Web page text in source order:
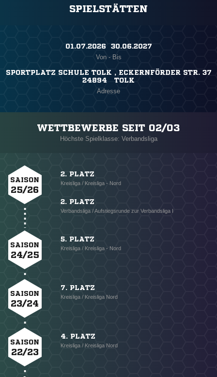
SPIELSTÄTTEN
01.07.2026 ​ 30.06.2027
Von - Bis
SPORTPLATZ SCHULE TOLK , ECKERNFÖRDER STR. 37
24894 TOLK
Adresse
WETTBEWERBE SEIT 02/03
Höchste Spielklasse: Verbandsliga
SAISON
25/26
2. PLATZ
Kreisliga / Kreisliga - Nord
2. PLATZ
Verbandsliga / Aufstiegsrunde zur Verbandsliga I
SAISON
24/25
5. PLATZ
Kreisliga / Kreisliga - Nord
SAISON
23/24
7. PLATZ
Kreisliga / Kreisliga Nord
SAISON
22/23
4. PLATZ
Kreisliga / Kreisliga Nord